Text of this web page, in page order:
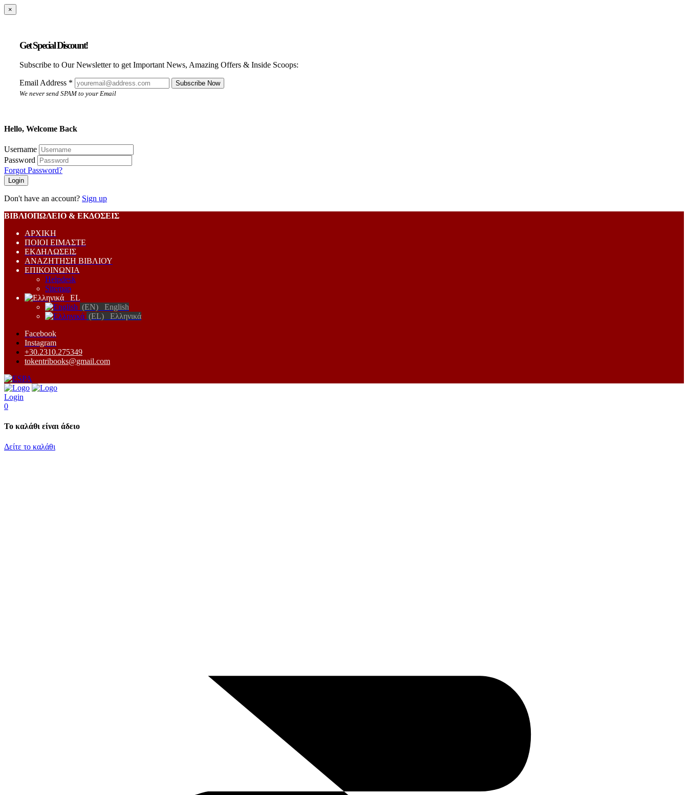
×
Get Special Discount!
Subscribe to Our Newsletter to get Important News, Amazing Offers & Inside Scoops:
Email Address *
Subscribe Now
We never send SPAM to your Email
Hello, Welcome Back
Username
Password
Forgot Password?
Login
Don't have an account? Sign up
ΒΙΒΛΙΟΠΩΛEΙΟ & ΕΚΔΟΣΕΙΣ
ΑΡΧΙΚΗ
ΠΟΙΟΙ ΕΙΜΑΣΤΕ
ΕΚΔΗΛΩΣΕΙΣ
ΑΝΑΖΗΤΗΣΗ ΒΙΒΛΙΟΥ
ΕΠΙΚΟΙΝΩΝΙΑ
Helpdesk
Sitemap
EL
(EN) English
(EL) Ελληνικά
Facebook
Instagram
+30.2310.275349
tokentribooks@gmail.com
Login
0
Το καλάθι είναι άδειο
Δείτε το καλάθι